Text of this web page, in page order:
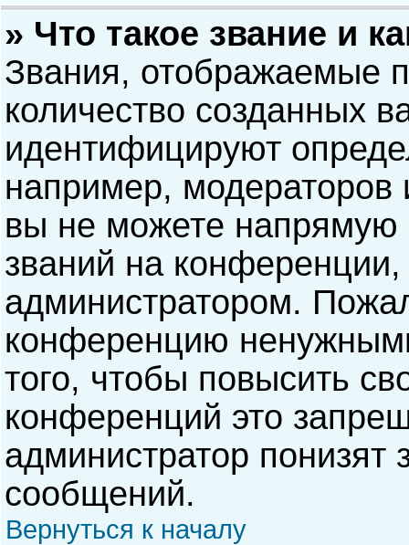
» Что такое звание и
Звания, отображаемые
количество созданных
идентифицируют
например,
вы не можете напрямую
званий на
администратором.
конференцию
того, чтобы повысить
конференций это
администратор понизят
сообщений.
Вернуться к началу